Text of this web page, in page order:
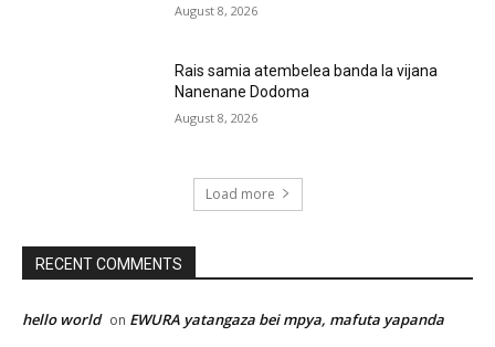
August 8, 2026
Rais samia atembelea banda la vijana
Nanenane Dodoma
August 8, 2026
Load more
RECENT COMMENTS
hello world on EWURA yatangaza bei mpya, mafuta yapanda